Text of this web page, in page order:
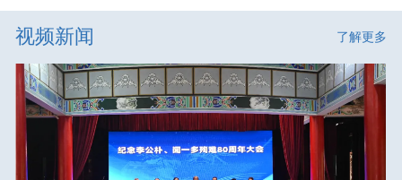
视频新闻 了解更多